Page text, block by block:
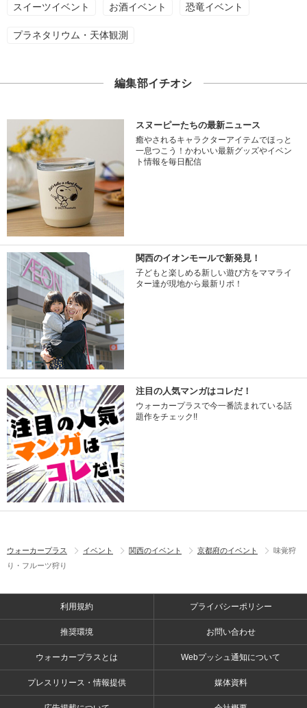
スイーツイベント お酒イベント 恐竜イベント
プラネタリウム・天体観測
編集部イチオシ
スヌーピーたちの最新ニュース
癒やされるキャラクターアイテムでほっと
一息つこう！かわいい最新グッズやイベン
ト情報を毎日配信
関西のイオンモールで新発見！
子どもと楽しめる新しい遊び方をママライ
ター達が現地から最新リポ！
注目の人気マンガはコレだ！
ウォーカープラスで今一番読まれている話
題作をチェック!!
ウォーカープラス イベント 関西のイベント 京都府のイベント
味覚狩
り・フルーツ狩り
利用規約 プライバシーポリシー
推奨環境 お問い合わせ
ウォーカープラスとは Webプッシュ通知について
プレスリリース・情報提供 媒体資料